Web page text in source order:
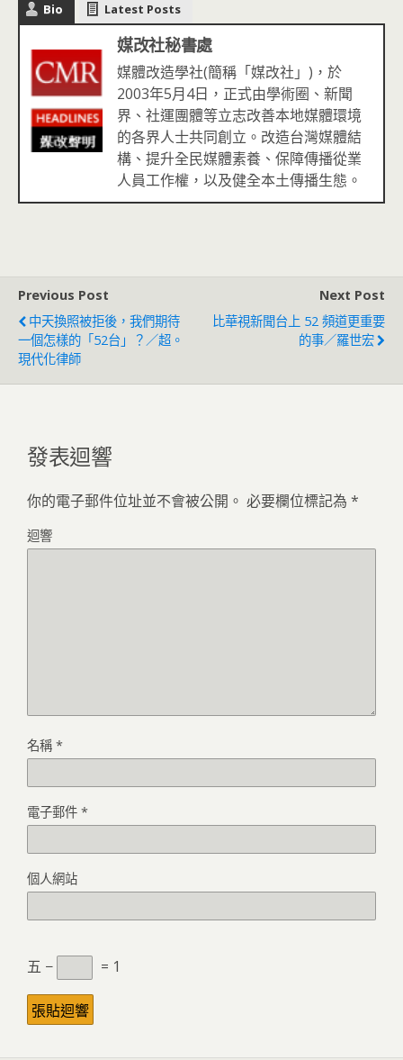
Bio Latest Posts
媒改社秘書處
媒體改造學社(簡稱「媒改社」)，於
2003年5月4日，正式由學術圈、新聞
界、社運團體等立志改善本地媒體環境
的各界人士共同創立。改造台灣媒體結
構、提升全民媒體素養、保障傳播從業
人員工作權，以及健全本土傳播生態。
Previous Post
中天換照被拒後，我們期待
一個怎樣的「52台」？／超。
現代化律師
Next Post
比華視新聞台上 52 頻道更重要
的事／羅世宏
發表迴響
你的電子郵件位址並不會被公開。 必要欄位標記為 *
迴響
名稱 *
電子郵件 *
個人網站
五 − = 1